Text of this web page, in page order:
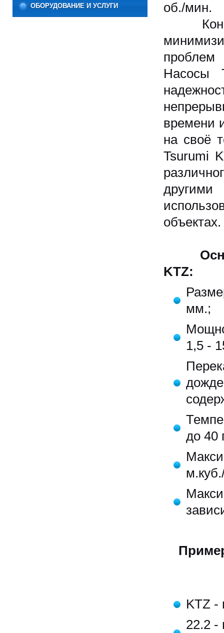
ОБОРУДОВАНИЕ И УСЛУГИ
об./мин.
проблем
Насосы
времени
на своё
Tsurumi
объектах.
KTZ:
мм.;
1,5 -
до 40
KTZ -
22.2 -